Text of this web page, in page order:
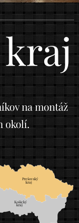
na montáž
okolí.
Košický
kraj
Prešovský
kraj